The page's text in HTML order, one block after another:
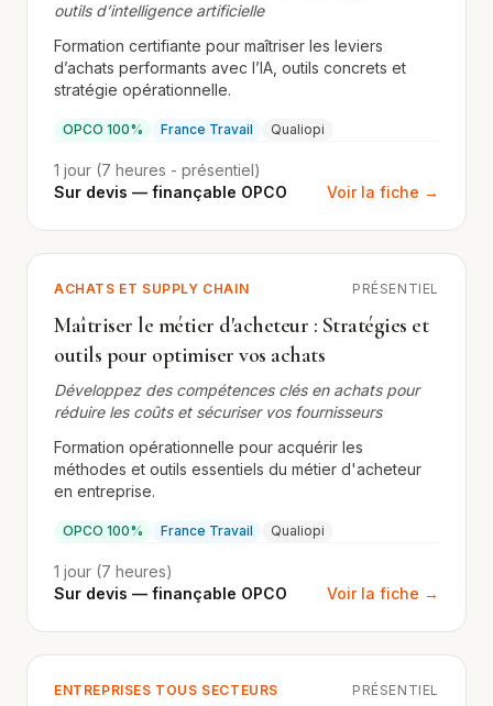
outils d’intelligence artificielle
Formation certifiante pour maîtriser les leviers
d’achats performants avec l’IA, outils concrets et
stratégie opérationnelle.
OPCO 100% France Travail Qualiopi
1 jour (7 heures - présentiel)
Sur devis — finançable OPCO
Voir la fiche →
ACHATS ET SUPPLY CHAIN PRÉSENTIEL
Maîtriser le métier d'acheteur : Stratégies et
outils pour optimiser vos achats
Développez des compétences clés en achats pour
réduire les coûts et sécuriser vos fournisseurs
Formation opérationnelle pour acquérir les
méthodes et outils essentiels du métier d'acheteur
en entreprise.
OPCO 100% France Travail Qualiopi
1 jour (7 heures)
Sur devis — finançable OPCO
Voir la fiche →
ENTREPRISES TOUS SECTEURS PRÉSENTIEL